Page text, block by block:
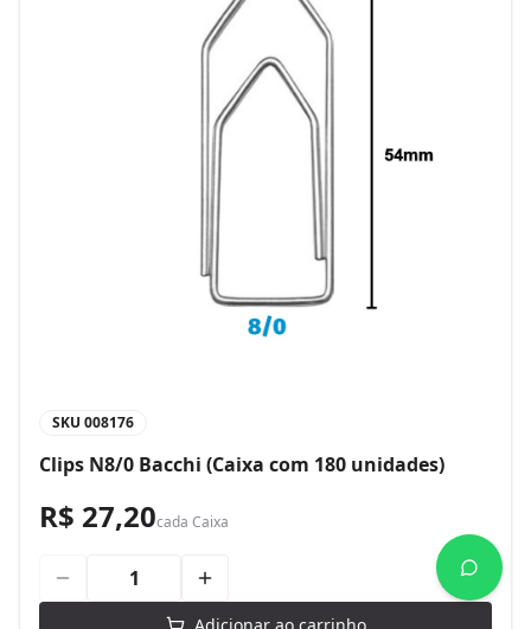
SKU 008176
Clips N8/0 Bacchi (Caixa com 180 unidades)
R$ 27,20cada Caixa